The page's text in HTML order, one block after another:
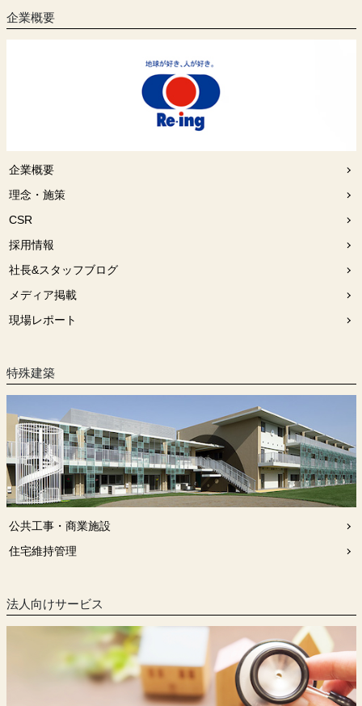
企業概要
企業概要
理念・施策
CSR
採用情報
社長&スタッフブログ
メディア掲載
現場レポート
特殊建築
公共工事・商業施設
住宅維持管理
法人向けサービス